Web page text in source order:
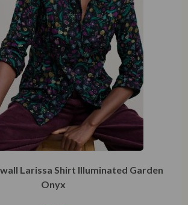
Larissa Shirt Illuminated Garden
Onyx